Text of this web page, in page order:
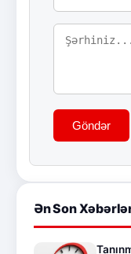
Göndər
Ən Son